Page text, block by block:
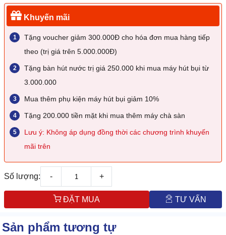
Khuyến mãi
Tặng voucher giảm 300.000Đ cho hóa đơn mua hàng tiếp
theo (trị giá trên 5.000.000Đ)
Tặng bàn hút nước trị giá 250.000 khi mua máy hút bụi từ
3.000.000
Mua thêm phụ kiện máy hút bụi giảm 10%
Tặng 200.000 tiền mặt khi mua thêm máy chà sàn
Lưu ý: Không áp dụng đồng thời các chương trình khuyến
mãi trên
Số lượng: - +
ĐẶT MUA TƯ VẤN
Sản phẩm tương tự